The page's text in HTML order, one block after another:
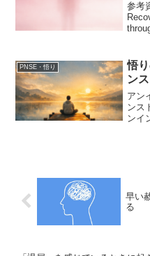
参考
PNSE・悟り
悟
ン
アン
ンス
ンイ
早い
る